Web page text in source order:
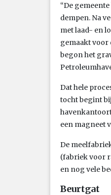
“De
dempen. Na
met laad- en
gemaakt voor
begon het
Dat hele
tocht begint
een magneet
De
(fabriek voor
en nog vele
Beurtgat